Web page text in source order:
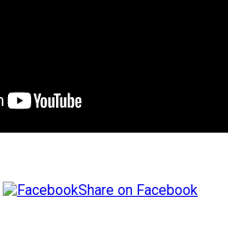
Share on Facebook